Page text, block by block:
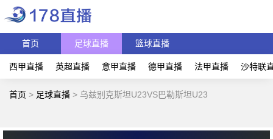
首页 足球直播 篮球直播
西甲直播 英超直播 意甲直播 德甲直播 法甲直播 沙特联
首页 > 足球直播 > 乌兹别克斯坦U23VS巴勒斯坦U23